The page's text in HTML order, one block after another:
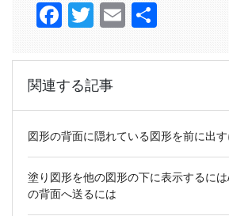
Facebook
TwitterEmail
関連する記事
図形の背面に隠れている図形を前に出
塗り図形を他の図形の下に表示するに
の背面へ送るには